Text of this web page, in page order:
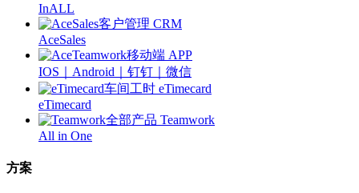
InALL
客户管理 CRM
AceSales
移动端 APP
IOS｜Android｜钉钉｜微信
车间工时 eTimecard
eTimecard
全部产品 Teamwork
All in One
方案